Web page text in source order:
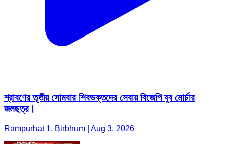
শ্রাবণের তৃতীয় সোমবার শিবভক্তদের সেবায় বিজেপি যুব মোর্চার
জলছত্র।
Rampurhat 1, Birbhum | Aug 3, 2026